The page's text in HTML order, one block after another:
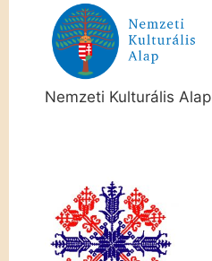
Nemzeti Kulturális Alap